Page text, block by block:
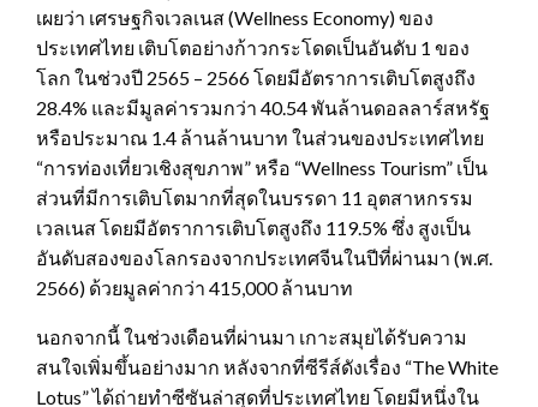
เผยว่า เศรษฐกิจเวลเนส (Wellness Economy) ของ
ประเทศไทย เติบโตอย่างก้าวกระโดดเป็นอันดับ 1 ของ
โลก ในช่วงปี 2565 – 2566 โดยมีอัตราการเติบโตสูงถึง
28.4% และมีมูลค่ารวมกว่า 40.54 พันล้านดอลลาร์สหรัฐ
หรือประมาณ 1.4 ล้านล้านบาท ในส่วนของประเทศไทย
“การท่องเที่ยวเชิงสุขภาพ” หรือ “Wellness Tourism” เป็น
ส่วนที่มีการเติบโตมากที่สุดในบรรดา 11 อุตสาหกรรม
เวลเนส โดยมีอัตราการเติบโตสูงถึง 119.5% ซึ่ง สูงเป็น
อันดับสองของโลกรองจากประเทศจีนในปีที่ผ่านมา (พ.ศ.
2566) ด้วยมูลค่ากว่า 415,000 ล้านบาท
นอกจากนี้ ในช่วงเดือนที่ผ่านมา เกาะสมุยได้รับความ
สนใจเพิ่มขึ้นอย่างมาก หลังจากที่ซีรีส์ดังเรื่อง “The White
Lotus” ได้ถ่ายทำซีซันล่าสุดที่ประเทศไทย โดยมีหนึ่งใน